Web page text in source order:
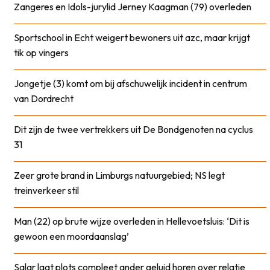
Zangeres en Idols-jurylid Jerney Kaagman (79) overleden
Sportschool in Echt weigert bewoners uit azc, maar krijgt
tik op vingers
Jongetje (3) komt om bij afschuwelijk incident in centrum
van Dordrecht
Dit zijn de twee vertrekkers uit De Bondgenoten na cyclus
31
Zeer grote brand in Limburgs natuurgebied; NS legt
treinverkeer stil
Man (22) op brute wijze overleden in Hellevoetsluis: ‘Dit is
gewoon een moordaanslag’
Salar laat plots compleet ander geluid horen over relatie